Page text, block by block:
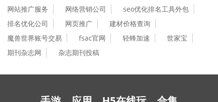
网站推广服务
网络营销公司
seo优化排名工具外包
排名优化公司
网页推广
建材价格查询
魔兽世界账号交易
fsac官网 轻蜂加速
世家宝
期刊杂志网
杂志期刊投稿